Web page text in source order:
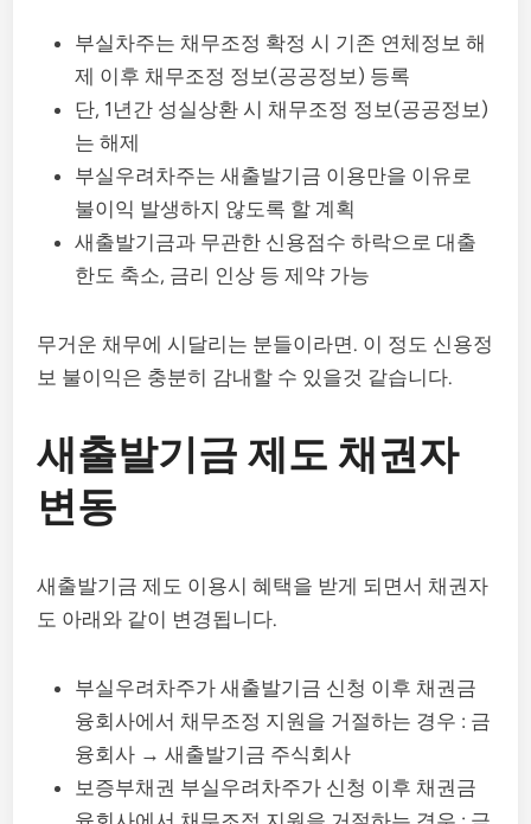
부실차주는 채무조정 확정 시 기존 연체정보 해
제 이후 채무조정 정보(공공정보) 등록
단, 1년간 성실상환 시 채무조정 정보(공공정보)
는 해제
부실우려차주는 새출발기금 이용만을 이유로
불이익 발생하지 않도록 할 계획
새출발기금과 무관한 신용점수 하락으로 대출
한도 축소, 금리 인상 등 제약 가능
무거운 채무에 시달리는 분들이라면. 이 정도 신용정
보 불이익은 충분히 감내할 수 있을것 같습니다.
새출발기금 제도 채권자
변동
새출발기금 제도 이용시 혜택을 받게 되면서 채권자
도 아래와 같이 변경됩니다.
부실우려차주가 새출발기금 신청 이후 채권금
융회사에서 채무조정 지원을 거절하는 경우 : 금
융회사 → 새출발기금 주식회사
보증부채권 부실우려차주가 신청 이후 채권금